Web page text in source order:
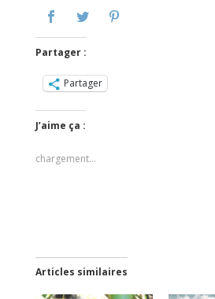
Partager :
Partager
J’aime ça :
chargement…
Articles similaires